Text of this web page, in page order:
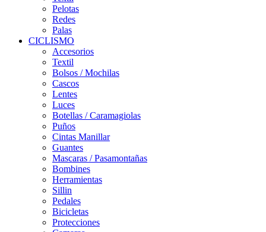
Pelotas
Redes
Palas
CICLISMO
Accesorios
Textil
Bolsos / Mochilas
Cascos
Lentes
Luces
Botellas / Caramagiolas
Puños
Cintas Manillar
Guantes
Mascaras / Pasamontañas
Bombines
Herramientas
Sillin
Pedales
Bicicletas
Protecciones